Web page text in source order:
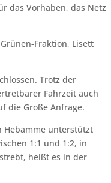
das Vorhaben, das Netz
Fraktion, Lisett
Trotz der
Fahrzeit auch
die Große Anfrage.
Hebamme unterstützt
1:1 und 1:2, in
heißt es in der